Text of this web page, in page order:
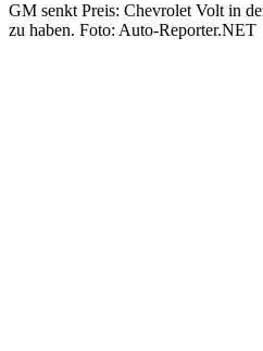
GM senkt Preis: Chevrolet Volt in
zu haben. Foto: Auto-Reporter.NET